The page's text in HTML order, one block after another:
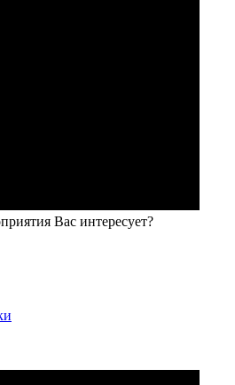
Вас интересует?